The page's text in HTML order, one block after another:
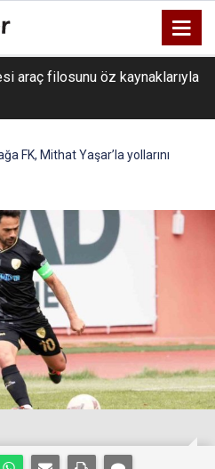
araç filosunu öz kaynaklarıyla
FK, Mithat Yaşar’la yollarını